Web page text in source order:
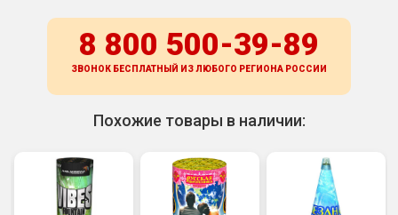
8 800 500-39-89
ЗВОНОК БЕСПЛАТНЫЙ ИЗ ЛЮБОГО РЕГИОНА РОССИИ
Похожие товары в наличии: